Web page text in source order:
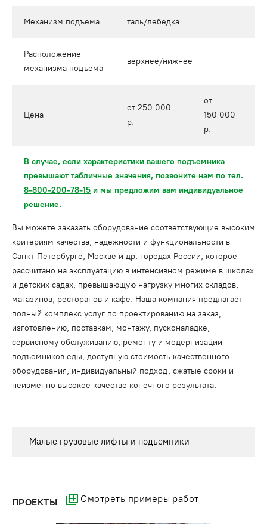
Механизм подъема таль/лебедка
Расположение
механизма подъема
верхнее/нижнее
Цена
от 250 000
р.
от
150 000
р.
В случае, если характеристики вашего подъемника
превышают табличные значения, позвоните нам по тел.
8-800-200-78-15 и мы предложим вам индивидуальное
решение.
Вы можете заказать оборудование соответствующие высоким
критериям качества, надежности и функциональности в
Санкт-Петербурге, Москве и др. городах России, которое
рассчитано на эксплуатацию в интенсивном режиме в школах
и детских садах, превышающую нагрузку многих складов,
магазинов, ресторанов и кафе. Наша компания предлагает
полный комплекс услуг по проектированию на заказ,
изготовлению, поставкам, монтажу, пусконаладке,
сервисному обслуживанию, ремонту и модернизации
подъемников еды, доступную стоимость качественного
оборудования, индивидуальный подход, сжатые сроки и
неизменно высокое качество конечного результата.
Малые грузовые лифты и подъемники
ПРОЕКТЫ Смотреть примеры работ